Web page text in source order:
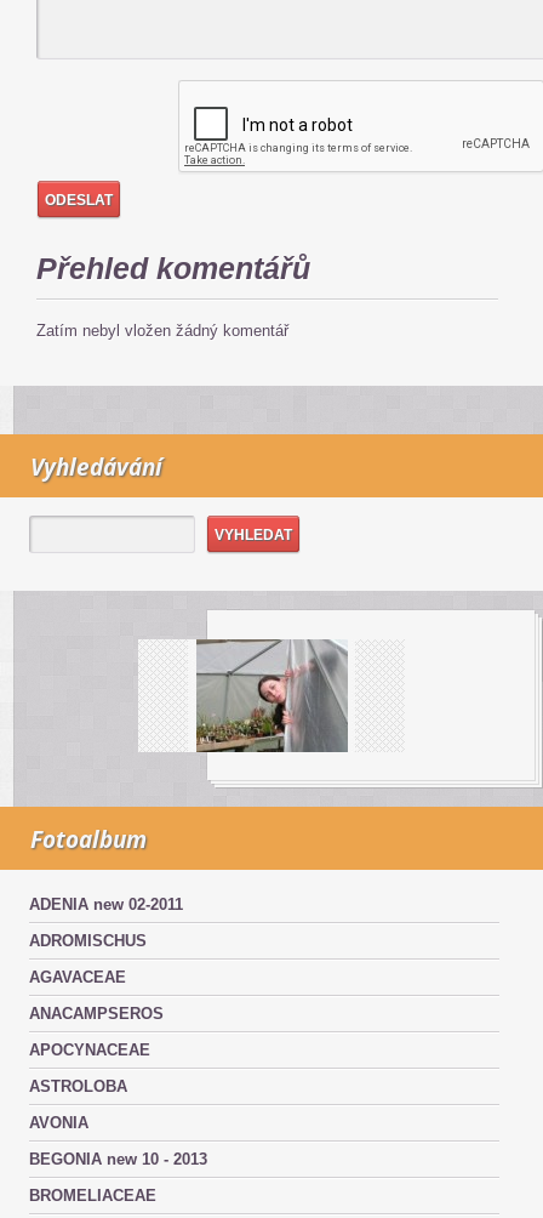
Přehled komentářů
Zatím nebyl vložen žádný komentář
Vyhledávání
Fotoalbum
ADENIA new 02-2011
ADROMISCHUS
AGAVACEAE
ANACAMPSEROS
APOCYNACEAE
ASTROLOBA
AVONIA
BEGONIA new 10 - 2013
BROMELIACEAE